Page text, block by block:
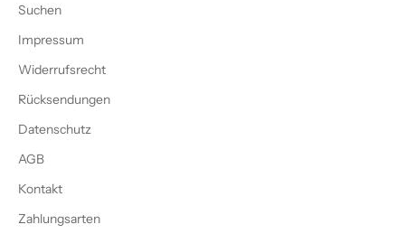
Suchen
Impressum
Widerrufsrecht
Rücksendungen
Datenschutz
AGB
Kontakt
Zahlungsarten